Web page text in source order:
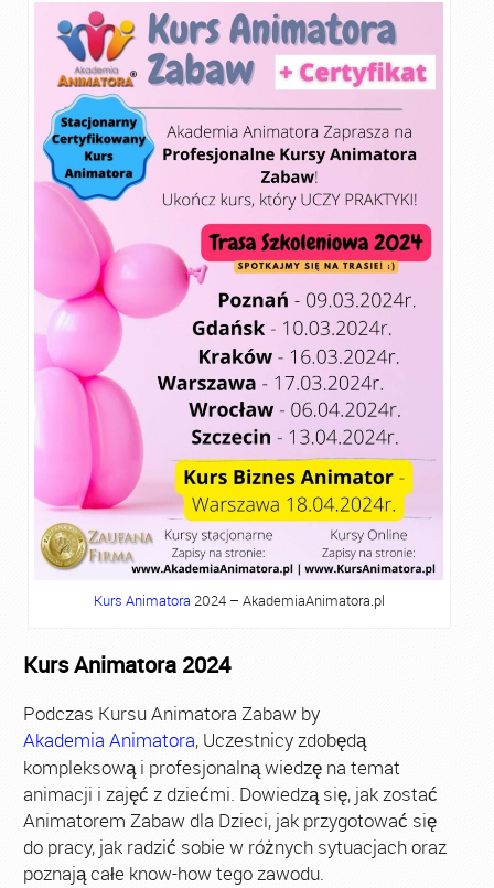
Kurs Animatora 2024 – AkademiaAnimatora.pl
Kurs Animatora 2024
Podczas Kursu Animatora Zabaw by
Akademia Animatora, Uczestnicy zdobędą
kompleksową i profesjonalną wiedzę na temat
animacji i zajęć z dziećmi. Dowiedzą się, jak zostać
Animatorem Zabaw dla Dzieci, jak przygotować się
do pracy, jak radzić sobie w różnych sytuacjach oraz
poznają całe know-how tego zawodu.